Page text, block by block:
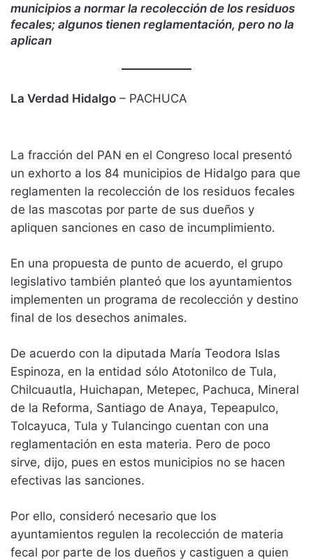
municipios a normar la recolección de los residuos
fecales; algunos tienen reglamentación, pero no la
aplican
La Verdad Hidalgo – PACHUCA
La fracción del PAN en el Congreso local presentó
un exhorto a los 84 municipios de Hidalgo para que
reglamenten la recolección de los residuos fecales
de las mascotas por parte de sus dueños y
apliquen sanciones en caso de incumplimiento.
En una propuesta de punto de acuerdo, el grupo
legislativo también planteó que los ayuntamientos
implementen un programa de recolección y destino
final de los desechos animales.
De acuerdo con la diputada María Teodora Islas
Espinoza, en la entidad sólo Atotonilco de Tula,
Chilcuautla, Huichapan, Metepec, Pachuca, Mineral
de la Reforma, Santiago de Anaya, Tepeapulco,
Tolcayuca, Tula y Tulancingo cuentan con una
reglamentación en esta materia. Pero de poco
sirve, dijo, pues en estos municipios no se hacen
efectivas las sanciones.
Por ello, consideró necesario que los
ayuntamientos regulen la recolección de materia
fecal por parte de los dueños y castiguen a quien